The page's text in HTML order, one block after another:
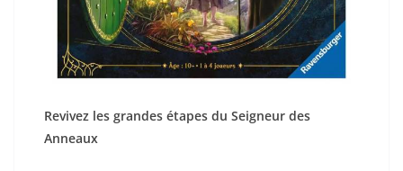
Revivez les grandes étapes du Seigneur des
Anneaux